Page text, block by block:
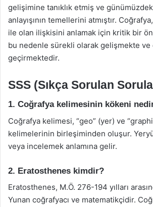
gelişimine tanıklık etmiş ve
anlayışının temellerini atmıştır.
ile olan ilişkisini anlamak için kritik bir
bu nedenle sürekli olarak gelişmekte ve
geçirmektedir.
SSS (Sıkça Sorulan
1. Coğrafya kelimesinin kökeni
Coğrafya kelimesi, “geo” (yer) ve
kelimelerinin birleşiminden oluşur.
veya incelemek anlamına gelir.
2. Eratosthenes kimdir?
Eratosthenes, M.Ö. 276-194 yılları
Yunan coğrafyacı ve matematikçidir.